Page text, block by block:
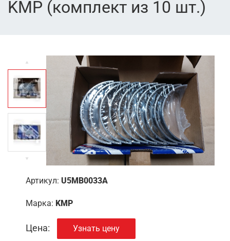
KMP (комплект из 10 шт.)
Артикул: U5MB0033A
Марка: KMP
Цена: Узнать цену